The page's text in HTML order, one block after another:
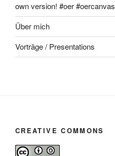
own version! #oer #oercanvas
Über mich
Vorträge / Presentations
CREATIVE COMMONS